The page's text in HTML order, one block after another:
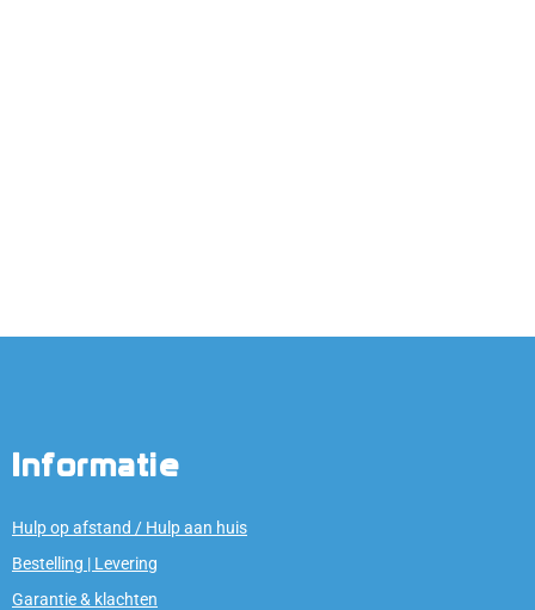
Informatie
Hulp op afstand / Hulp aan huis
Bestelling | Levering
Garantie & klachten